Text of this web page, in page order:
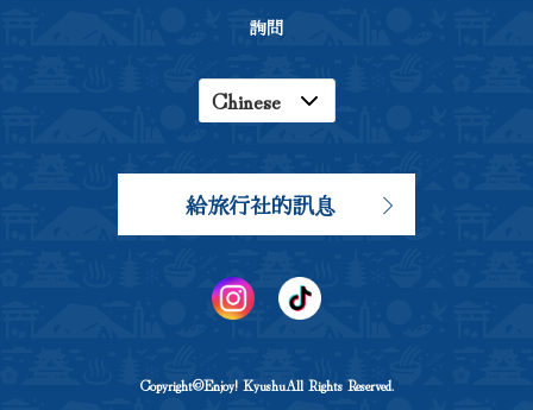
詢問
Korean
Chinese
給旅行社的訊息
Copyright©Enjoy! KyushuAll Rights Reserved.